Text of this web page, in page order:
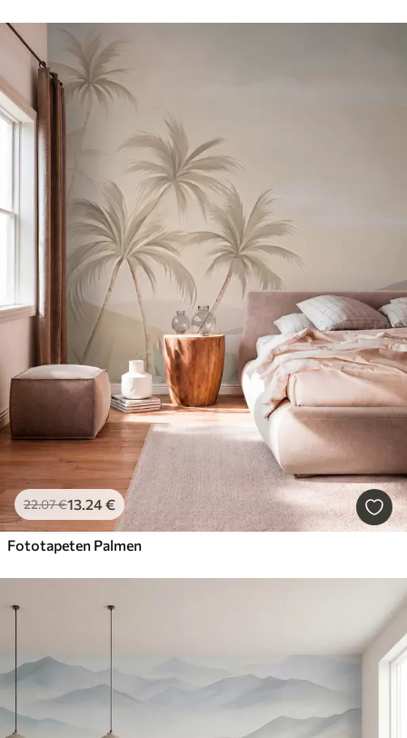
22.07€13.24€
Fototapeten Palmen